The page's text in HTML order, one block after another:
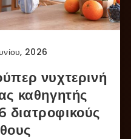
2026
νυχτερινή
καθηγητής
διατροφικούς